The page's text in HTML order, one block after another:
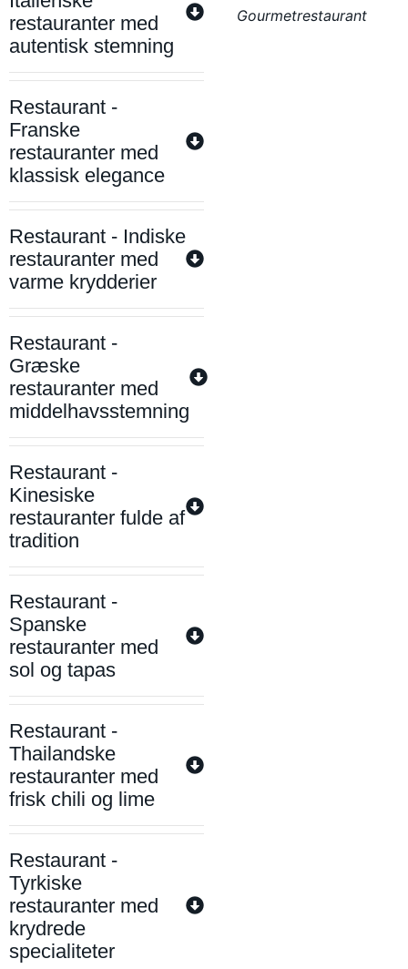
restauranter med
autentisk stemning
Restaurant -
Franske
restauranter med
klassisk elegance
Restaurant - Indiske
restauranter med
varme krydderier
Restaurant -
Græske
restauranter med
middelhavsstemning
Restaurant -
Kinesiske
restauranter fulde af
tradition
Restaurant -
Spanske
restauranter med
sol og tapas
Restaurant -
Thailandske
restauranter med
frisk chili og lime
Restaurant -
Tyrkiske
restauranter med
krydrede
specialiteter
Gourmetrestaurant